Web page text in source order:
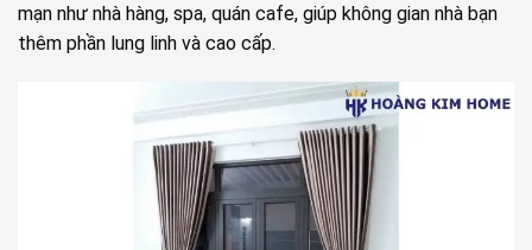
mạn như nhà hàng, spa, quán cafe, giúp không gian nhà bạn
thêm phần lung linh và cao cấp.